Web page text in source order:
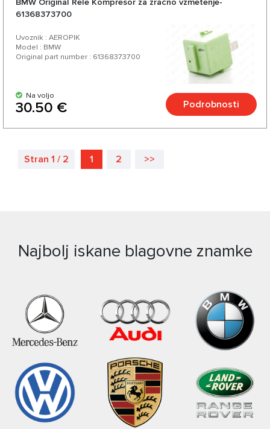
BMW Original Rele Kompresor za zračno vzmetenje-
61368373700
Uvoznik : AEROPIK
Model : BMW
Original part number : 61368373700
Na voljo
30.50 € Podrobnosti
Stran 1 / 2 1 2 >>
Najbolj iskane blagovne znamke